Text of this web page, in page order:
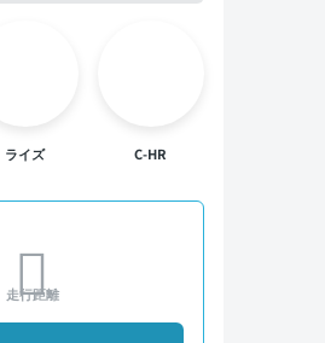
ライズ C-HR
走行距離